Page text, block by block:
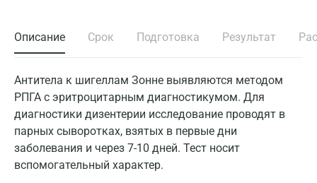
Описание Срок Подготовка Результат
Антитела к шигеллам Зонне выявляются методом
РПГА с эритроцитарным диагностикумом. Для
диагностики дизентерии исследование проводят в
парных сыворотках, взятых в первые дни
заболевания и через 7-10 дней. Тест носит
вспомогательный характер.